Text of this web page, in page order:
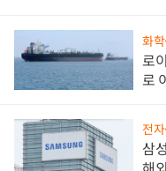
화학
로
로
전
삼